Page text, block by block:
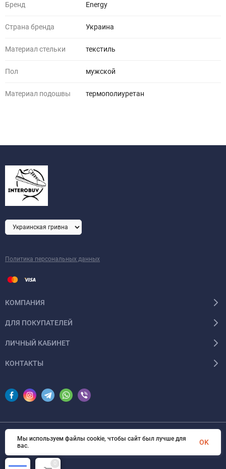
Бренд Energy
Страна бренда Украина
Материал стельки текстиль
Пол мужской
Материал подошвы термополиуретан
Политика персональных данных
КОМПАНИЯ
ДЛЯ ПОКУПАТЕЛЕЙ
ЛИЧНЫЙ КАБИНЕТ
КОНТАКТЫ
© 2026 InSale. Все права защищены
0
Мы используем файлы cookie, чтобы сайт был лучше для
вас.
OK